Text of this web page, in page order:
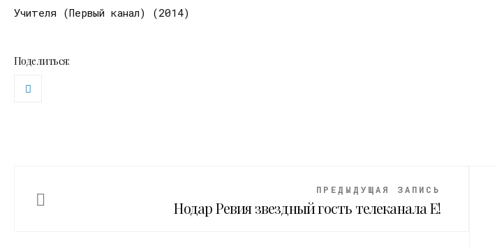
Учителя (Первый канал) (2014)
Поделиться:
ПРЕДЫДУЩАЯ ЗАПИСЬ
Нодар Ревия звездный гость телеканала Е!